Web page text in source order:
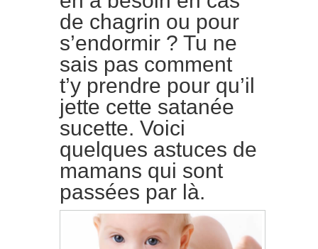
de chagrin ou pour
s’endormir ? Tu ne
sais pas comment
t’y prendre pour qu’il
jette cette satanée
sucette. Voici
quelques astuces de
mamans qui sont
passées par là.